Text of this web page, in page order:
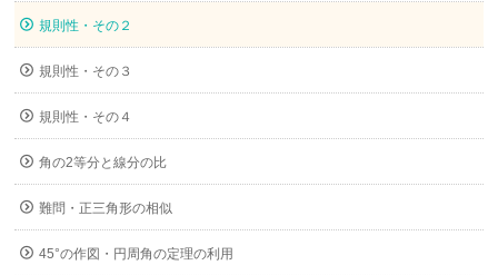
規則性・その２
規則性・その３
規則性・その４
角の2等分と線分の比
難問・正三角形の相似
45°の作図・円周角の定理の利用